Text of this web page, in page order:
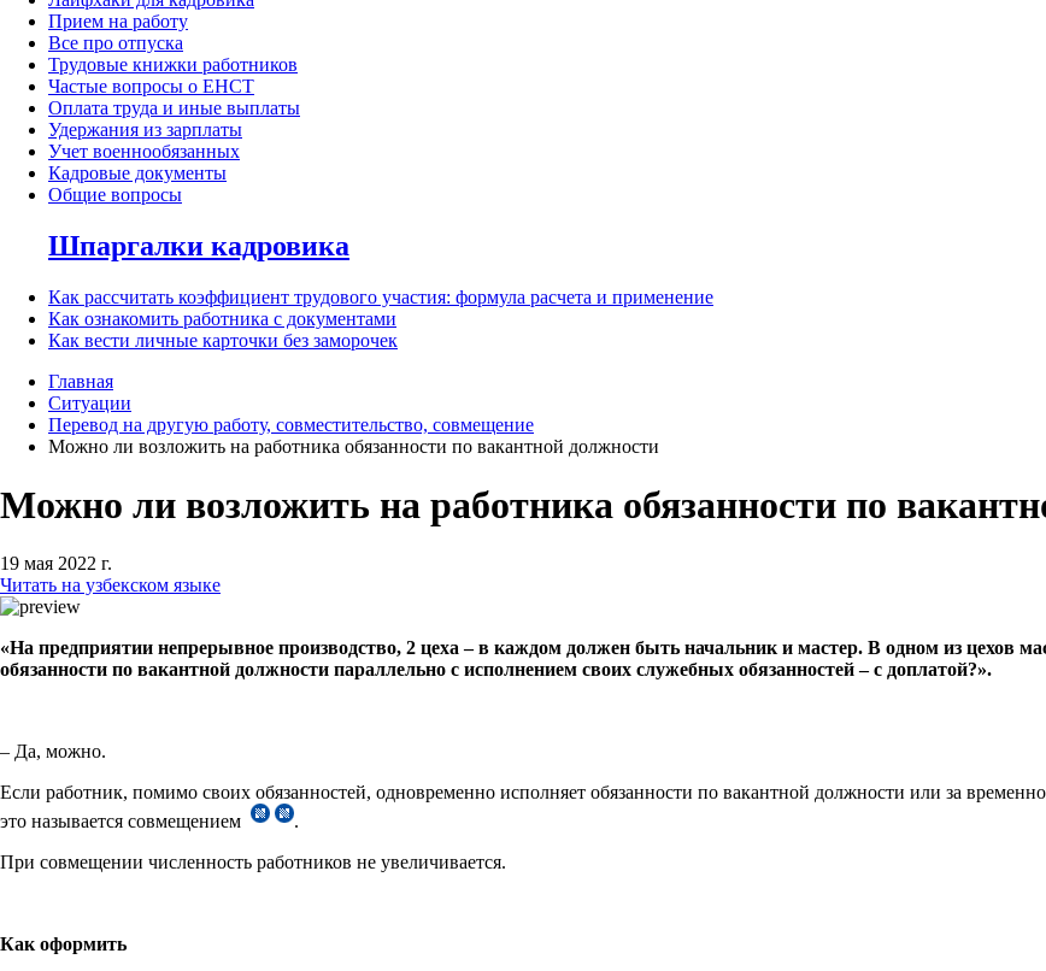
Прием на работу
Все про отпуска
Трудовые книжки работников
Частые вопросы о ЕНСТ
Оплата труда и иные выплаты
Удержания из зарплаты
Учет военнообязанных
Кадровые документы
Общие вопросы
Шпаргалки кадровика
Как рассчитать коэффициент трудового участия: формула расчета и применение
Как ознакомить работника с документами
Как вести личные карточки без заморочек
Главная
Ситуации
Перевод на другую работу, совместительство, совмещение
Можно ли возложить на работника обязанности по вакантной должности
Можно ли возложить на работника обязанности по
19 мая 2022 г.
Читать на узбекском языке
«На предприятии непрерывное производство, 2 цеха – в каждом должен быть начальник и мастер. В одном из цехов
обязанности по вакантной должности параллельно с исполнением своих служебных обязанностей – с доплатой?».
– Да, можно.
Если работник, помимо своих обязанностей, одновременно исполняет обязанности по вакантной должности или за
это называется совмещением
.
При совмещении численность работников не увеличивается.
Как оформить